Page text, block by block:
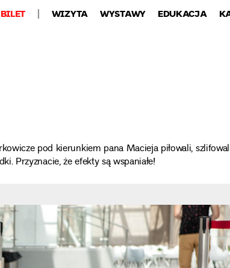
WIZYTA WYSTAWY EDUKACJA
pod kierunkiem pana Macieja piłowali,
Przyznacie, że efekty są wspaniałe!